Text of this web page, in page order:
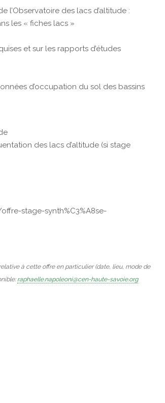
l’Observatoire des lacs d’altitude :
les « fiches lacs »
et sur les rapports d’études
d’occupation du sol des bassins
des lacs d’altitude (si stage
stage-synth%C3%A8se-
à cette offre en particulier (date, lieu, mode de
raphaelle.napoleoni@cen-haute-savoie.org